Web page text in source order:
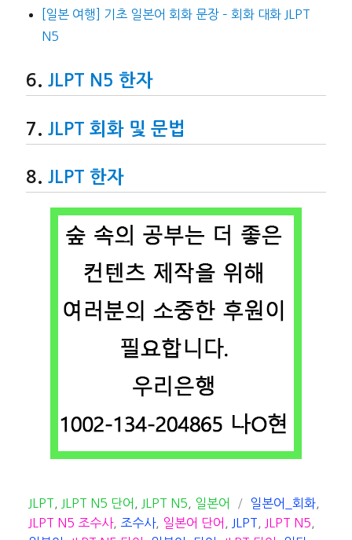
[일본 여행] 기초 일본어 회화 문장 – 회화 대화 JLPT
N5
JLPT N5 한자
JLPT 회화 및 문법
JLPT 한자
카
테
JLPT JLPT N5 단어 JLPT N5 일본어
태
그
일본어_회화,
JLPT N5 조수사, 조수사, 일본어 단어 JLPT JLPT N5